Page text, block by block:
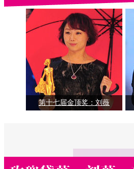
第十七届金顶奖：刘薇